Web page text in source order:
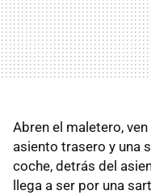
Abren el maletero,
asiento trasero y una
coche, detrás del
llega a ser por una